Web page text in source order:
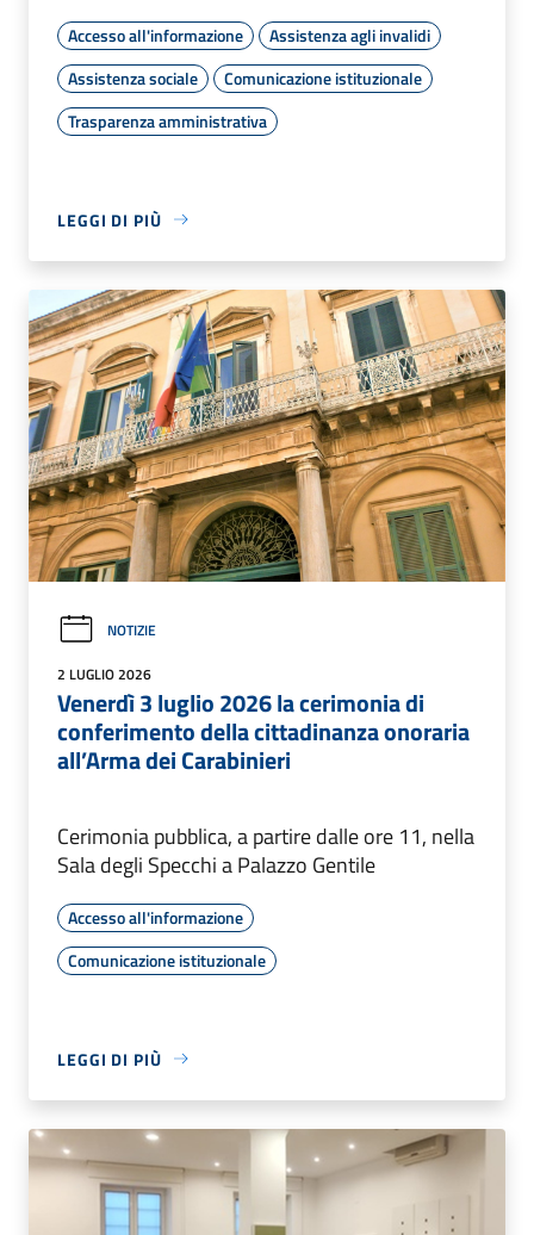
Accesso all'informazione
Assistenza agli invalidi
Assistenza sociale
Comunicazione istituzionale
Trasparenza amministrativa
LEGGI DI PIÙ
NOTIZIE
2 LUGLIO 2026
Venerdì 3 luglio 2026 la cerimonia di
conferimento della cittadinanza onoraria
all’Arma dei Carabinieri
Cerimonia pubblica, a partire dalle ore 11, nella
Sala degli Specchi a Palazzo Gentile
Accesso all'informazione
Comunicazione istituzionale
LEGGI DI PIÙ